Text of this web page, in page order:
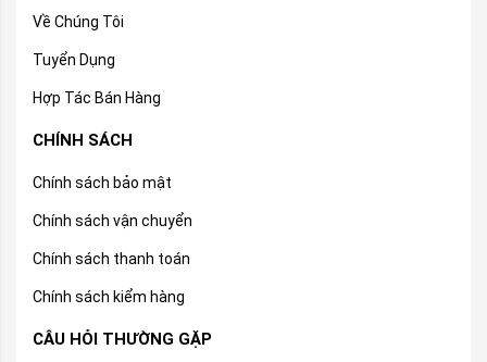
Về Chúng Tôi
Tuyển Dụng
Hợp Tác Bán Hàng
CHÍNH SÁCH
Chính sách bảo mật
Chính sách vận chuyển
Chính sách thanh toán
Chính sách kiểm hàng
CÂU HỎI THƯỜNG GẶP